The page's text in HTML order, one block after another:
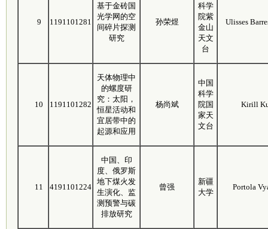
9 1191101281
基于金砖国
光学网的空
间碎片探测
研究
孙荣煜
科学
院紫
金山
天文
台
Ulisses
10 1191101282
天体物理中
的螺度研
究：太阳，
恒星活动和
宜居带中的
起源和应用
杨尚斌
中国
科学
院国
家天
文台
Kirill
11 4191101224
中国、印
度、俄罗斯
地下煤火发
生演化、监
测预警与碳
排放研究
曾强
新疆
大学
Portola